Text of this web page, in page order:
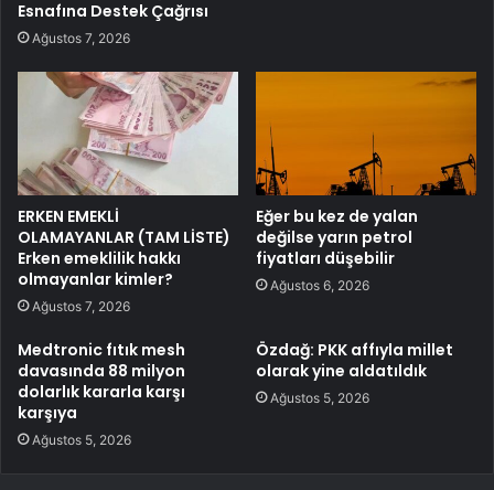
Esnafına Destek Çağrısı
Ağustos 7, 2026
ERKEN EMEKLİ
OLAMAYANLAR (TAM LİSTE)
Erken emeklilik hakkı
olmayanlar kimler?
Ağustos 7, 2026
Eğer bu kez de yalan
değilse yarın petrol
fiyatları düşebilir
Ağustos 6, 2026
Medtronic fıtık mesh
davasında 88 milyon
dolarlık kararla karşı
karşıya
Ağustos 5, 2026
Özdağ: PKK affıyla millet
olarak yine aldatıldık
Ağustos 5, 2026